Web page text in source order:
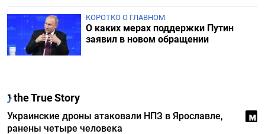
КОРОТКО О ГЛАВНОМ
О каких мерах поддержки Путин
заявил в новом обращении